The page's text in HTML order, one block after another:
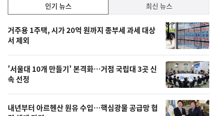
기,
최
신,
오
늘
의
영
인기 뉴스 최신 뉴스
기
뉴
스
거주용 1주택, 시가 20억 원까지 종부세 과세 대상
서 제외
'서울대 10개 만들기' 본격화…거점 국립대 3곳 신
속 선정
내년부터 아르헨산 원유 수입…핵심광물 공급망 협